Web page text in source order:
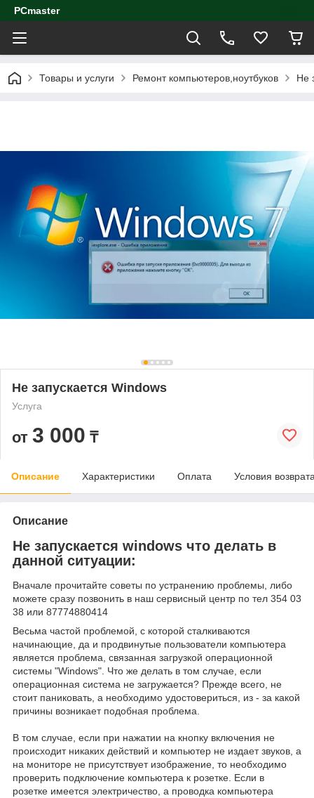
PCmaster
Товары и услуги Ремонт компьютеров,ноутбуков Не
Не запускается Windows
Услуга
от 3 000 ₸
Описание Характеристики Оплата Условия
Описание
Не запускается windows что делать в
данной ситуации:
Вначале прочитайте советы по устранению проблемы, либо
можете сразу позвонить в наш сервисный центр по тел 354 03
38 или 87774880414
Весьма частой проблемой, с которой сталкиваются
начинающие, да и продвинутые пользователи компьютера
является проблема, связанная загрузкой операционной
системы "Windows". Что же делать в том случае, если
операционная система не загружается? Прежде всего, не
стоит паниковать, а необходимо удостовериться, из - за какой
причины возникает подобная проблема.
В том случае, если при нажатии на кнопку включения не
происходит никаких действий и компьютер не издает звуков, а
на мониторе не присутствует изображение, то необходимо
проверить подключение компьютера к розетке. Если в
розетке имеется электричество, а проводка компьютера